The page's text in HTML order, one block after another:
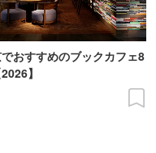
おすすめのブックカフェ8
】